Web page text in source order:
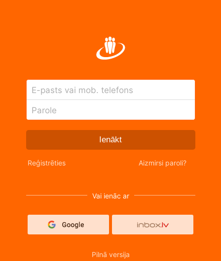
E-pasts vai mob. telefons
Parole
Ienākt
Reģistrēties Aizmirsi paroli?
Vai ienāc ar
Pilnā versija